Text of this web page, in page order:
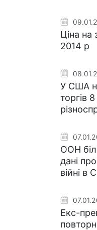
Ціна на
2014 р
У США
торгів
ООН
дані
війні в
Екс-